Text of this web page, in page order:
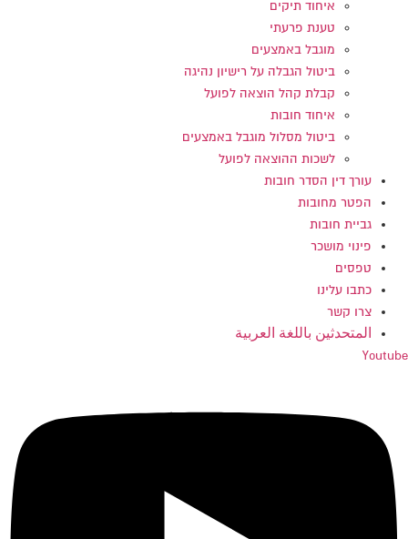
איחוד תיקים
טענת פרעתי
מוגבל באמצעים
ביטול הגבלה על רישיון נהיגה
קבלת קהל הוצאה לפועל
איחוד חובות
ביטול מסלול מוגבל באמצעים
לשכות ההוצאה לפועל
עורך דין הסדר חובות
הפטר מחובות
גביית חובות
פינוי מושכר
טפסים
כתבו עלינו
צרו קשר
المتحدثين باللغة العربية
Youtube